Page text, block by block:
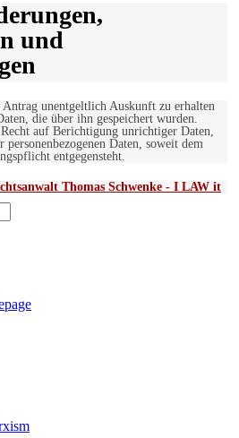
und
unentgeltlich Auskunft zu erhalten
die über ihn gespeichert wurden.
auf Berichtigung unrichtiger Daten,
personenbezogenen Daten, soweit dem
entgegensteht.
Thomas Schwenke - I LAW it